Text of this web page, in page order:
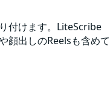
付けます。LiteScribe
顔出しのReelsも含めて